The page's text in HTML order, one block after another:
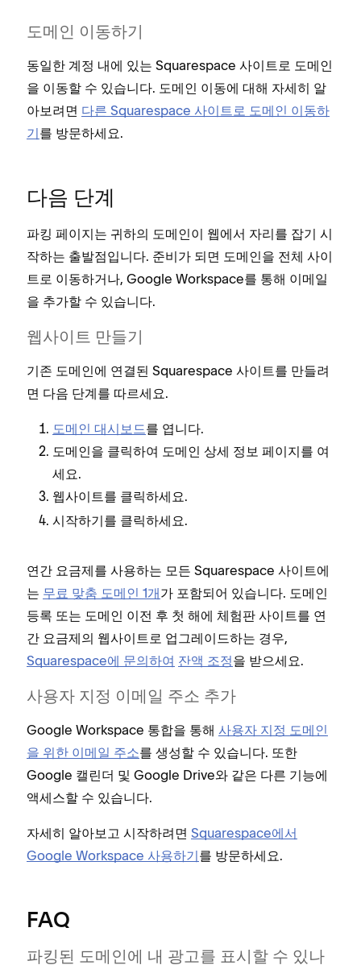
도메인 이동하기
동일한 계정 내에 있는 Squarespace 사이트로 도메인
을 이동할 수 있습니다. 도메인 이동에 대해 자세히 알
아보려면 다른 Squarespace 사이트로 도메인 이동하
기를 방문하세요.
다음 단계
파킹 페이지는 귀하의 도메인이 웹에서 자리를 잡기 시
작하는 출발점입니다. 준비가 되면 도메인을 전체 사이
트로 이동하거나, Google Workspace를 통해 이메일
을 추가할 수 있습니다.
웹사이트 만들기
기존 도메인에 연결된 Squarespace 사이트를 만들려
면 다음 단계를 따르세요.
도메인 대시보드를 엽니다.
도메인을 클릭하여 도메인 상세 정보 페이지를 여
세요.
웹사이트를 클릭하세요.
시작하기 를 클릭하세요.
연간 요금제를 사용하는 모든 Squarespace 사이트에
는 무료 맞춤 도메인 1개가 포함되어 있습니다. 도메인
등록 또는 도메인 이전 후 첫 해에 체험판 사이트를 연
간 요금제의 웹사이트로 업그레이드하는 경우,
Squarespace에 문의하여 잔액 조정을 받으세요.
사용자 지정 이메일 주소 추가
Google Workspace 통합을 통해 사용자 지정 도메인
을 위한 이메일 주소를 생성할 수 있습니다. 또한
Google 캘린더 및 Google Drive와 같은 다른 기능에
액세스할 수 있습니다.
자세히 알아보고 시작하려면 Squarespace에서
Google Workspace 사용하기를 방문하세요.
FAQ
파킹된 도메인에 내 광고를 표시할 수 있나